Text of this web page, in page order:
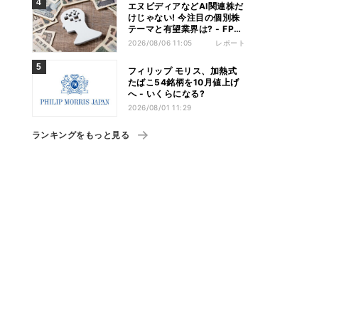
エヌビディアなどAI関連株だ
けじゃない! 今注目の個別株
テーマと有望業界は? - FP解
説
2026/08/06 11:05 レポート
フィリップ モリス、加熱式
たばこ54銘柄を10月値上げ
へ - いくらになる?
2026/08/01 11:29
ランキングをもっと見る